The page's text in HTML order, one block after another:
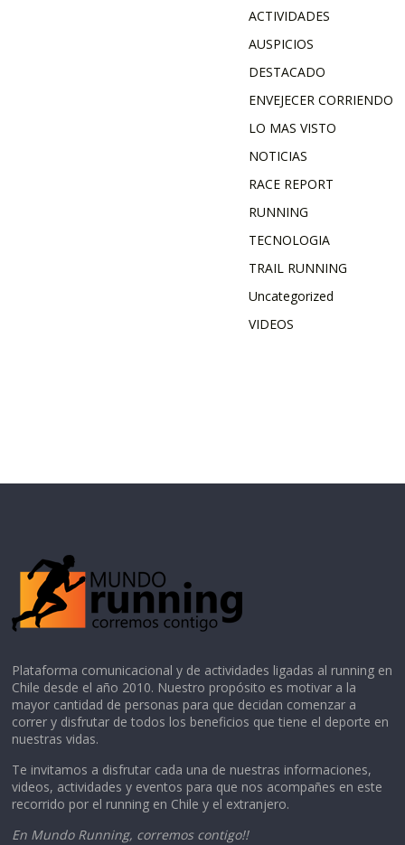
ACTIVIDADES
AUSPICIOS
DESTACADO
ENVEJECER CORRIENDO
LO MAS VISTO
NOTICIAS
RACE REPORT
RUNNING
TECNOLOGIA
TRAIL RUNNING
Uncategorized
VIDEOS
Plataforma comunicacional y de actividades ligadas al running en
Chile desde el año 2010. Nuestro propósito es motivar a la
mayor cantidad de personas para que decidan comenzar a
correr y disfrutar de todos los beneficios que tiene el deporte en
nuestras vidas.
Te invitamos a disfrutar cada una de nuestras informaciones,
videos, actividades y eventos para que nos acompañes en este
recorrido por el running en Chile y el extranjero.
En Mundo Running, corremos contigo!!